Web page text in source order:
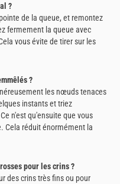
?
de la queue, et remontez
fermement la queue avec
vous évite de tirer sur les
?
les nœuds tenaces
instants et triez
n'est qu'ensuite que vous
Cela réduit énormément la
pour les crins ?
des crins très fins ou pour